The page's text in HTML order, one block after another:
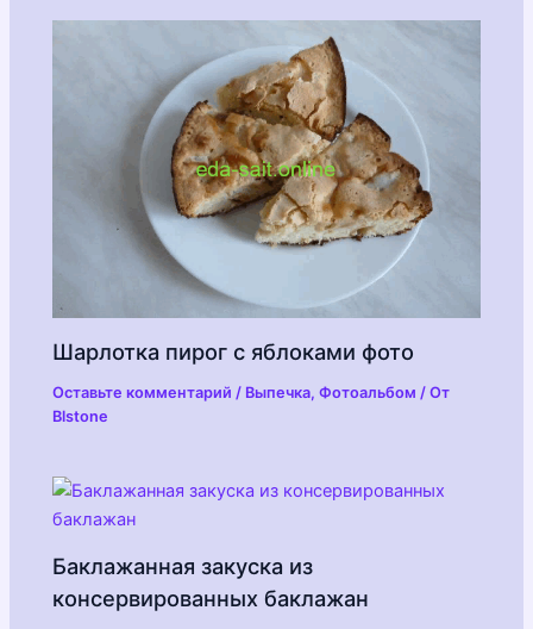
Шарлотка пирог с яблоками фото
Оставьте комментарий / Выпечка,Фотоальбом / От
Blstone
Баклажанная закуска из
консервированных баклажан